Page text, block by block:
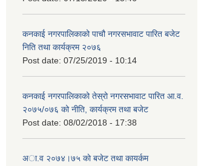
कनकाई नगरपालिकाको पाचौ नगरसभावाट पारित बजेट
निति तथा कार्यक्रम २०७६
Post date: 07/25/2019 - 10:14
कनकाई नगरपालिकाको तेस्रो नगरसभावाट पारित आ.व.
२०७५/०७६ को नीति, कार्यक्रम तथा बजेट
Post date: 08/02/2018 - 17:38
अा.व २०७४।७५ काे बजेट तथा कायर्कम